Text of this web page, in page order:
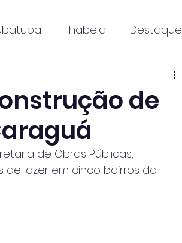
Ilhabela Destaque
de
de Obras Públicas,
lazer em cinco bairros da